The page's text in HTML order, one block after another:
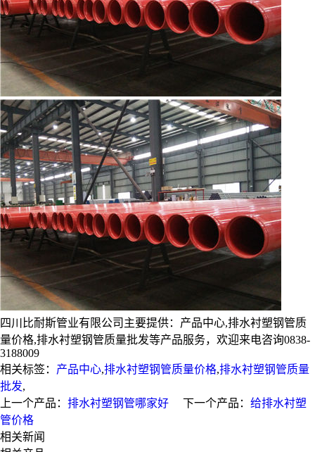
四川比耐斯管业有限公司主要提供：产品中心,排水衬塑钢管质
量价格,排水衬塑钢管质量批发等产品服务，欢迎来电咨询0838-
3188009
相关标签： 产品中心,排水衬塑钢管质量价格,排水衬塑钢管质量
批发,
上一个产品： 排水衬塑钢管哪家好 下一个产品： 给排水衬塑
管价格
相关新闻